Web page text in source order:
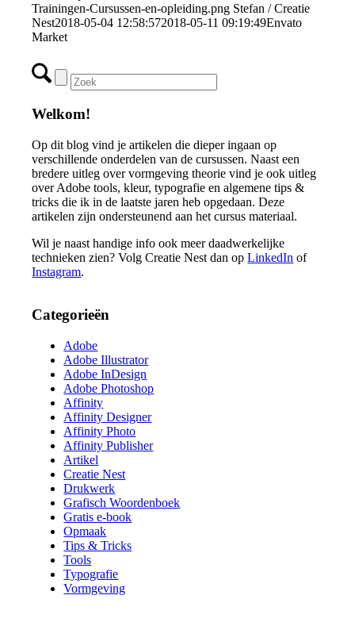
Trainingen-Cursussen-en-opleiding.png Stefan / Creatie
Nest2018-05-04 12:58:572018-05-11 09:19:49Envato
Market
Welkom!
Op dit blog vind je artikelen die dieper ingaan op
verschillende onderdelen van de cursussen. Naast een
bredere uitleg over vormgeving theorie vind je ook uitleg
over Adobe tools, kleur, typografie en algemene tips &
tricks die ik in de laatste jaren heb opgedaan. Deze
artikelen zijn ondersteunend aan het cursus materiaal.
Wil je naast handige info ook meer daadwerkelijke
technieken zien? Volg Creatie Nest dan opLinkedIn of
Instagram.
Categorieën
Adobe
Adobe Illustrator
Adobe InDesign
Adobe Photoshop
Affinity
Affinity Designer
Affinity Photo
Affinity Publisher
Artikel
Creatie Nest
Drukwerk
Grafisch Woordenboek
Gratis e-book
Opmaak
Tips & Tricks
Tools
Typografie
Vormgeving